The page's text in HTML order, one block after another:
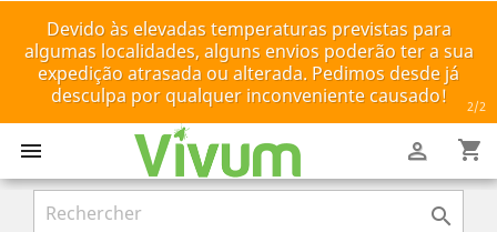
Devido às elevadas temperaturas previstas para
algumas localidades, alguns envios poderão ter a sua
expedição atrasada ou alterada. Pedimos desde já
desculpa por qualquer inconveniente causado!
2/2
 shopping_cart

